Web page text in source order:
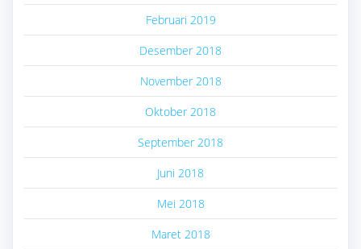
Februari 2019
Desember 2018
November 2018
Oktober 2018
September 2018
Juni 2018
Mei 2018
Maret 2018